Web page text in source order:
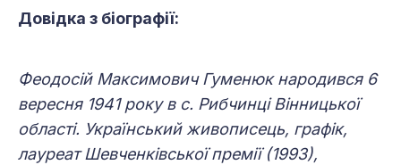
Довідка з біографії:
Феодосій Максимович Гуменюк народився 6
вересня 1941 року в с. Рибчинці Вінницької
області. Український живописець, графік,
лауреат Шевченківської премії (1993),